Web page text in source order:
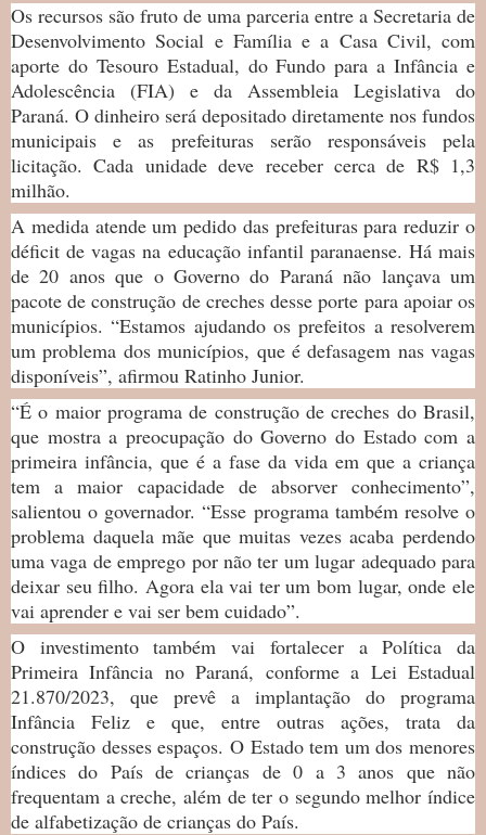
Os recursos são fruto de uma parceria entre a Secretaria de
Desenvolvimento Social e Família e a Casa Civil, com
aporte do Tesouro Estadual, do Fundo para a Infância e
Adolescência (FIA) e da Assembleia Legislativa do
Paraná. O dinheiro será depositado diretamente nos fundos
municipais e as prefeituras serão responsáveis pela
licitação. Cada unidade deve receber cerca de R$ 1,3
milhão.
A medida atende um pedido das prefeituras para reduzir o
déficit de vagas na educação infantil paranaense. Há mais
de 20 anos que o Governo do Paraná não lançava um
pacote de construção de creches desse porte para apoiar os
municípios. “Estamos ajudando os prefeitos a resolverem
um problema dos municípios, que é defasagem nas vagas
disponíveis”, afirmou Ratinho Junior.
“É o maior programa de construção de creches do Brasil,
que mostra a preocupação do Governo do Estado com a
primeira infância, que é a fase da vida em que a criança
tem a maior capacidade de absorver conhecimento”,
salientou o governador. “Esse programa também resolve o
problema daquela mãe que muitas vezes acaba perdendo
uma vaga de emprego por não ter um lugar adequado para
deixar seu filho. Agora ela vai ter um bom lugar, onde ele
vai aprender e vai ser bem cuidado”.
O investimento também vai fortalecer a Política da
Primeira Infância no Paraná, conforme a Lei Estadual
21.870/2023, que prevê a implantação do programa
Infância Feliz e que, entre outras ações, trata da
construção desses espaços. O Estado tem um dos menores
índices do País de crianças de 0 a 3 anos que não
frequentam a creche, além de ter o segundo melhor índice
de alfabetização de crianças do País.